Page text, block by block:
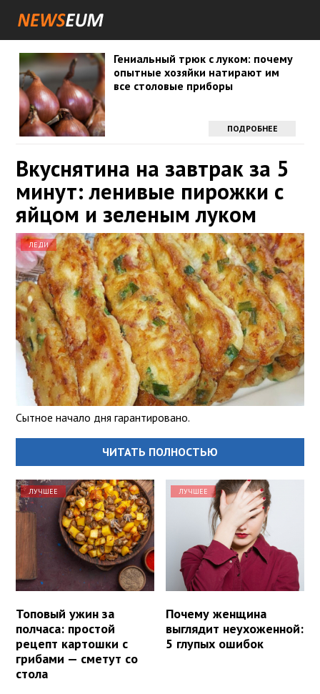
Гениальный трюк с луком: почему
опытные хозяйки натирают им
все столовые приборы
ПОДРОБНЕЕ
Вкуснятина на завтрак за 5
минут: ленивые пирожки с
яйцом и зеленым луком
ЛЕДИ
Сытное начало дня гарантировано.
ЧИТАТЬ ПОЛНОСТЬЮ
ЛУЧШЕЕ
Топовый ужин за
полчаса: простой
рецепт картошки с
грибами — сметут со
стола
ЛУЧШЕЕ
Почему женщина
выглядит неухоженной:
5 глупых ошибок